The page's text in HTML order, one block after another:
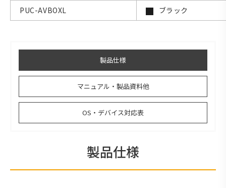
PUC-AVBOXL
ブラック
製品仕様
マニュアル・製品資料他
OS・デバイス対応表
製品仕様